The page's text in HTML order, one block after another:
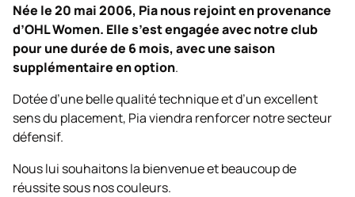
Née le 20 mai 2006, Pia nous rejoint en provenance
d’OHL Women. Elle s’est engagée avec notre club
pour une durée de 6 mois, avec une saison
supplémentaire en option.
Dotée d’une belle qualité technique et d’un excellent
sens du placement, Pia viendra renforcer notre secteur
défensif.
Nous lui souhaitons la bienvenue et beaucoup de
réussite sous nos couleurs.